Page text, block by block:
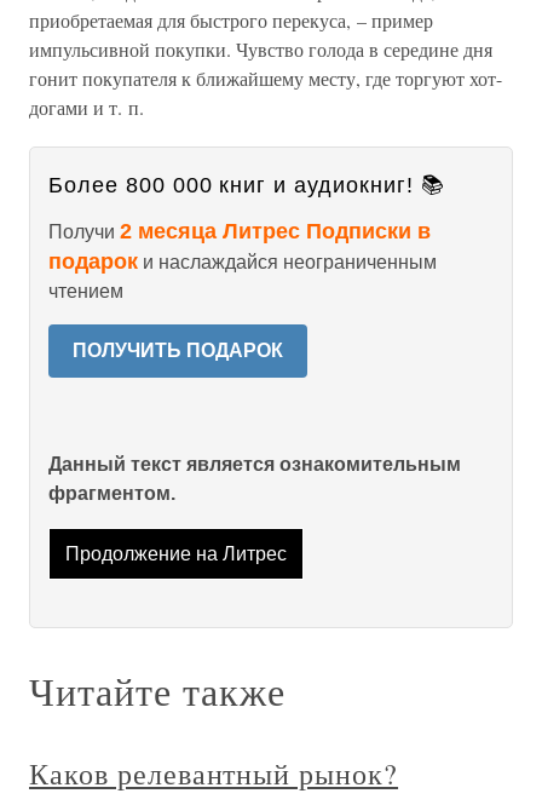
приобретаемая для быстрого перекуса, – пример
импульсивной покупки. Чувство голода в середине дня
гонит покупателя к ближайшему месту, где торгуют хот-
догами и т. п.
Более 800 000 книг и аудиокниг! 📚
Получи 2 месяца Литрес Подписки в
подарок и наслаждайся неограниченным
чтением
ПОЛУЧИТЬ ПОДАРОК
Данный текст является ознакомительным
фрагментом.
Продолжение на Литрес
Читайте также
Каков релевантный рынок?